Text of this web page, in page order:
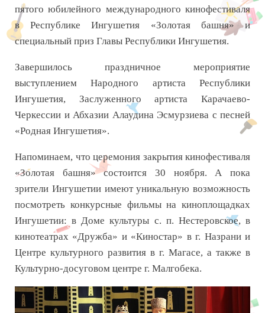
пятого юбилейного международного кинофестиваля
в Республике Ингушетия «Золотая башня» и
специальный приз Главы Республики Ингушетия.
Завершилось праздничное мероприятие
выступлением Народного артиста Республики
Ингушетия, Заслуженного артиста Карачаево-
Черкессии и Абхазии Алаудина Эсмурзиева с песней
«Родная Ингушетия».
Напоминаем, что церемония закрытия кинофестиваля
«Золотая башня» состоится 30 ноября. А пока
зрители Ингушетии имеют уникальную возможность
посмотреть конкурсные фильмы на киноплощадках
Ингушетии: в Доме культуры с. п. Нестеровское, в
кинотеатрах «Дружба» и «Киностар» в г. Назрани и
Центре культурного развития в г. Магасе, а также в
Культурно-досуговом центре г. Малгобека.